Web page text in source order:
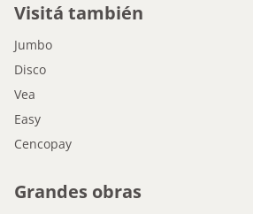
Visitá también
Jumbo
Disco
Vea
Easy
Cencopay
Grandes obras